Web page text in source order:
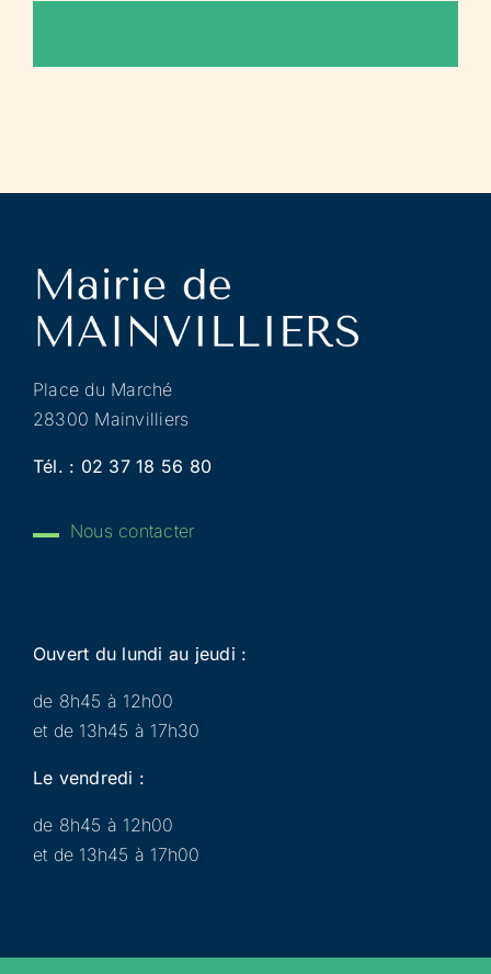
Place du Marché
28300 Mainvilliers
Tél. : 02 37 18 56 80
Nous contacter
Ouvert du lundi au jeudi :
de 8h45 à 12h00
et de 13h45 à 17h30
Le vendredi :
de 8h45 à 12h00
et de 13h45 à 17h00